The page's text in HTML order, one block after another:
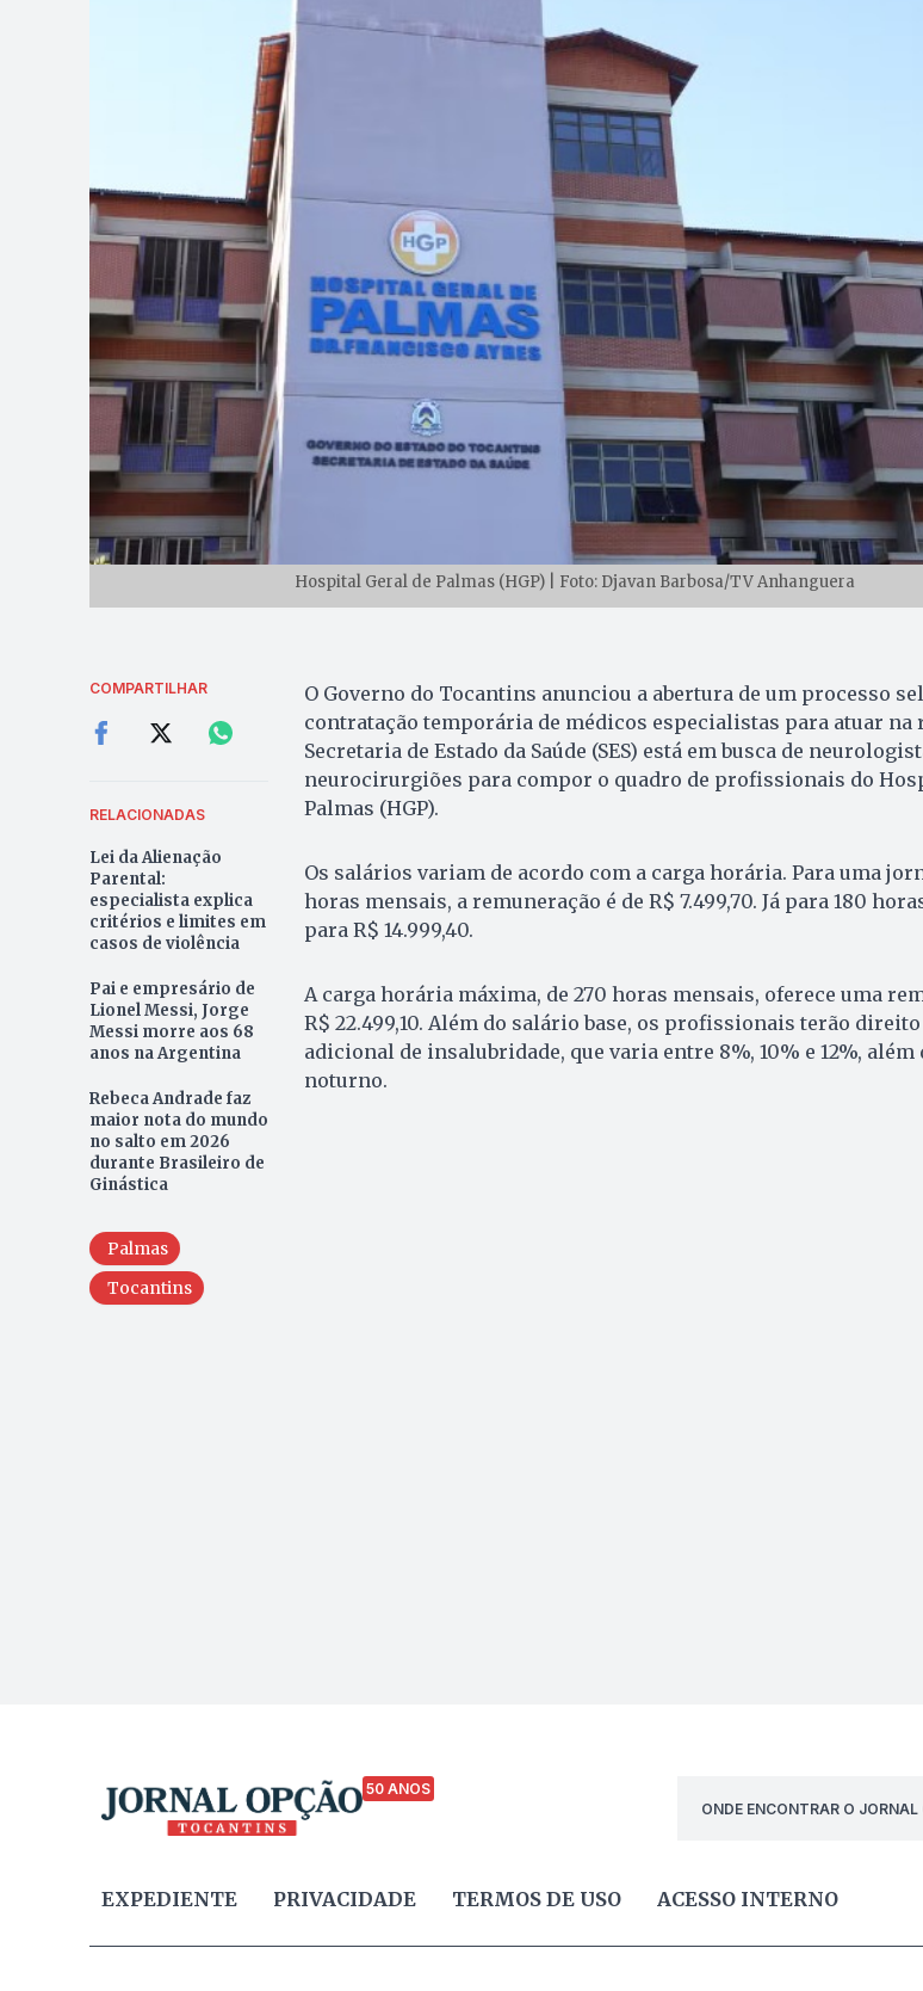
Hospital Geral de Palmas (HGP) | Foto: Djavan Barbosa/TV Anhanguera
COMPARTILHAR
RELACIONADAS
Lei da Alienação
Parental:
especialista explica
critérios e limites em
casos de violência
Pai e empresário de
Lionel Messi, Jorge
Messi morre aos 68
anos na Argentina
Rebeca Andrade faz
maior nota do mundo
no salto em 2026
durante Brasileiro de
Ginástica
Palmas
Tocantins
O Governo do Tocantins anunciou a abertura de um processo
contratação temporária de médicos especialistas para atuar na
Secretaria de Estado da Saúde (SES) está em busca de
neurocirurgiões para compor o quadro de profissionais do
Palmas (HGP).
Os salários variam de acordo com a carga horária. Para uma
horas mensais, a remuneração é de R$ 7.499,70. Já para 180
para R$ 14.999,40.
A carga horária máxima, de 270 horas mensais, oferece uma
R$ 22.499,10. Além do salário base, os profissionais terão
adicional de insalubridade, que varia entre 8%, 10% e 12%,
noturno.
50 ANOS
ONDE ENCONTRAR O JORNAL
EXPEDIENTE PRIVACIDADE TERMOS DE USO ACESSO INTERNO